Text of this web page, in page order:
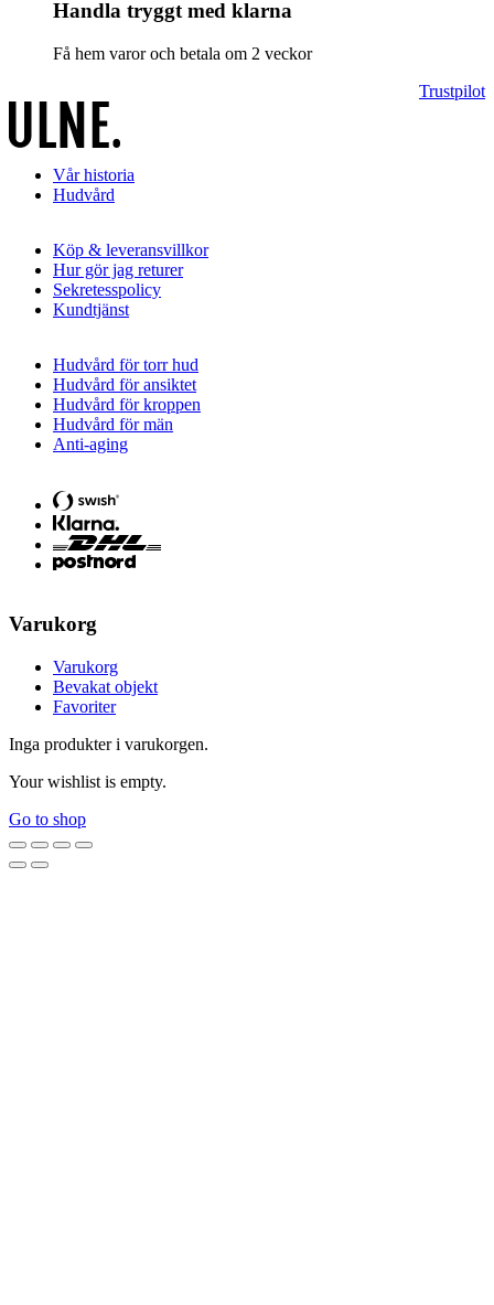
Handla tryggt med klarna
Få hem varor och betala om 2 veckor
Trustpilot
Vår historia
Hudvård
Köp & leveransvillkor
Hur gör jag returer
Sekretesspolicy
Kundtjänst
Hudvård för torr hud
Hudvård för ansiktet
Hudvård för kroppen
Hudvård för män
Anti-aging
Varukorg
Varukorg
Bevakat objekt
Favoriter
Inga produkter i varukorgen.
Your wishlist is empty.
Go to shop